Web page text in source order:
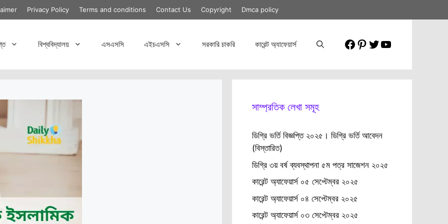
Privacy Policy Terms and conditions Contact Us Copyright Dmca policy
বিশ্ববিদ্যালয় এসএসসি এইচএসসি সরকারি চাকরি কারেন্ট অ্যাফেয়ার্স Facebook
Pinterest
Twitter
YouTube
সাম্প্রতিক লেখা সমূহ
ডিগ্রি ভর্তি বিজ্ঞপ্তি ২০২৫। ডিগ্রি ভর্তি আবেদন
(বিস্তারিত)
ডিগ্রি ৩য় বর্ষ ব্যবস্থাপনা ৫ম পত্র সাজেশন ২০২৫
কারেন্ট অ্যাফেয়ার্স ০৫ সেপ্টেম্বর ২০২৫
কারেন্ট অ্যাফেয়ার্স ০৪ সেপ্টেম্বর ২০২৫
কারেন্ট অ্যাফেয়ার্স ০৩ সেপ্টেম্বর ২০২৫